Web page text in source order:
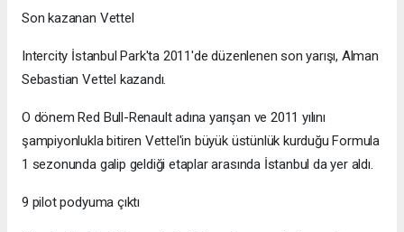
Son kazanan Vettel
Intercity İstanbul Park'ta 2011'de düzenlenen son yarışı, Alman
Sebastian Vettel kazandı.
O dönem Red Bull-Renault adına yarışan ve 2011 yılını
şampiyonlukla bitiren Vettel'in büyük üstünlük kurduğu Formula
1 sezonunda galip geldiği etaplar arasında İstanbul da yer aldı.
9 pilot podyuma çıktı